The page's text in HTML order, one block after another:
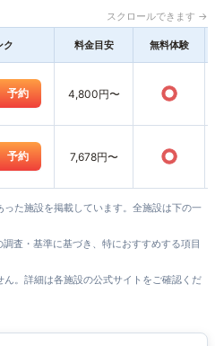
スクロールできます →
ク 料金目安 無料体験
予約 4,800円〜 ○
予約 7,678円〜 ○
た施設を掲載しています。全施設は下の一
査・基準に基づき、特におすすめする項目
。詳細は各施設の公式サイトをご確認くだ